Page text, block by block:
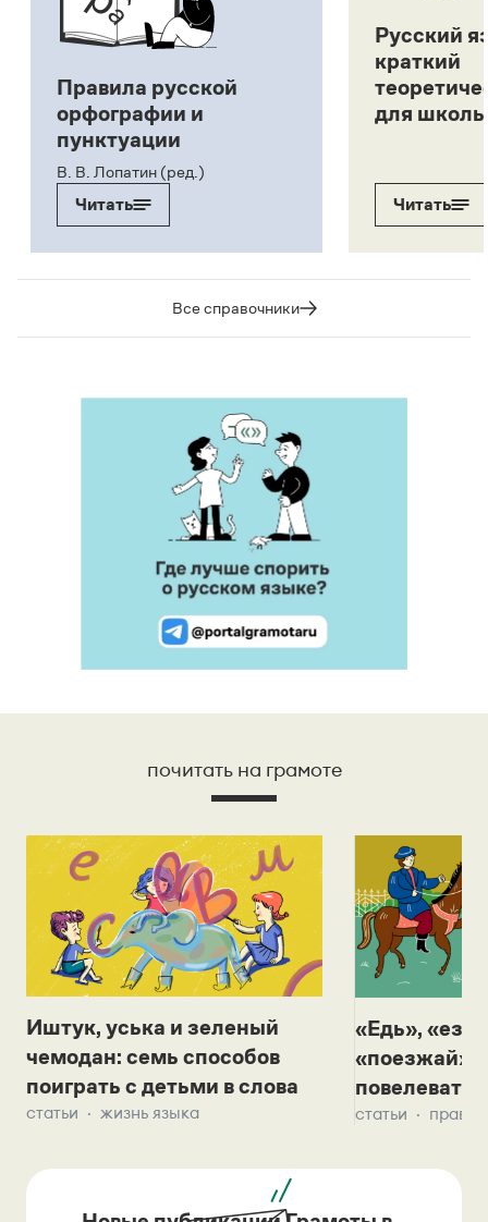
Правила русской
орфографии и
пунктуации
В. В. Лопатин (ред.)
Читать
Русский
краткий
для
Читать
Все справочники
почитать на грамоте
Иштук, уська и зеленый
чемодан: семь способов
поиграть с детьми в слова
статьи жизнь языка
«Едь»,
«поезжай»?
повелевать
статьи